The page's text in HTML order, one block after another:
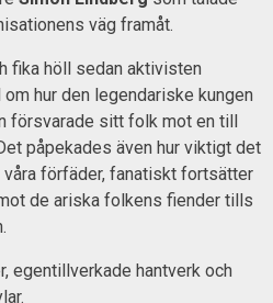
väg framåt.
fika höll sedan aktivisten
hur den legendariske kungen
försvarade sitt folk mot en till
påpekades även hur viktigt det
våra förfäder, fanatiskt fortsätter
de ariska folkens fiender tills
egentillverkade hantverk och